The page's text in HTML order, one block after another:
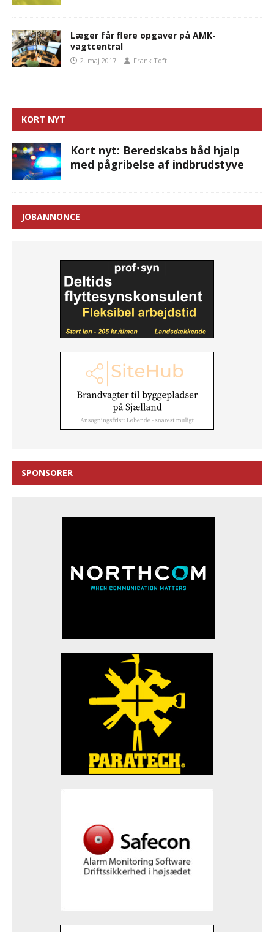
Læger får flere opgaver på AMK-
vagtcentral
2. maj 2017 Frank Toft
KORT NYT
Kort nyt: Beredskabs båd hjalp
med pågribelse af indbrudstyve
JOBANNONCE
SPONSORER